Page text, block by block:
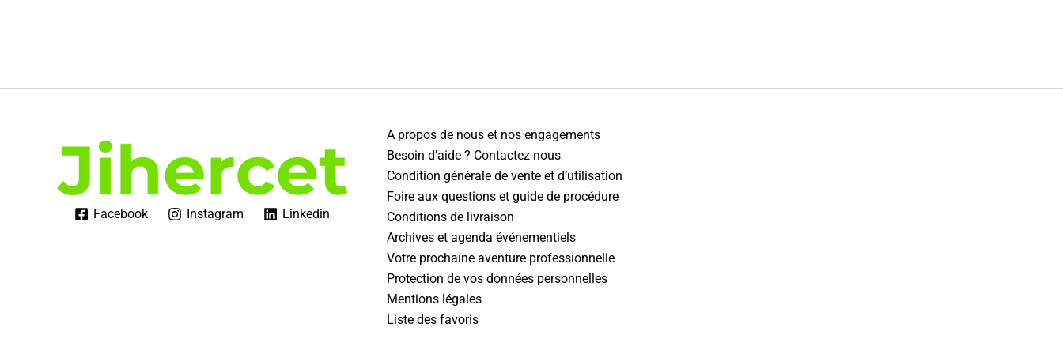
Facebook Instagram Linkedin
A propos de nous et nos engagements
Besoin d’aide ? Contactez-nous
Condition générale de vente et d’utilisation
Foire aux questions et guide de procédure
Conditions de livraison
Archives et agenda événementiels
Votre prochaine aventure professionnelle
Protection de vos données personnelles
Mentions légales
Liste des favoris